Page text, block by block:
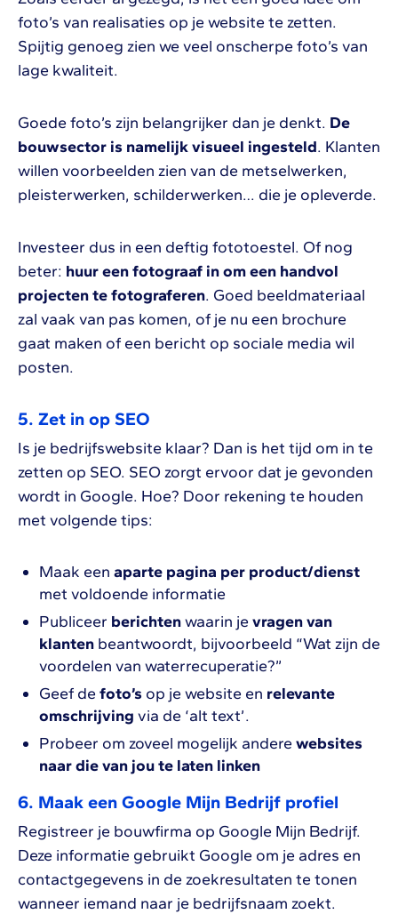
foto’s van realisaties op je website te zetten.
Spijtig genoeg zien we veel onscherpe foto’s van
lage kwaliteit.
Goede foto’s zijn belangrijker dan je denkt. De
bouwsector is namelijk visueel ingesteld. Klanten
willen voorbeelden zien van de metselwerken,
pleisterwerken, schilderwerken… die je opleverde.
Investeer dus in een deftig fototoestel. Of nog
beter: huur een fotograaf in om een handvol
projecten te fotograferen. Goed beeldmateriaal
zal vaak van pas komen, of je nu een brochure
gaat maken of een bericht op sociale media wil
posten.
5. Zet in op SEO
Is je bedrijfswebsite klaar? Dan is het tijd om in te
zetten op SEO. SEO zorgt ervoor dat je gevonden
wordt in Google. Hoe? Door rekening te houden
met volgende tips:
Maak een aparte pagina per product/dienst
met voldoende informatie
Publiceer berichtenwaarin je vragen van
klanten beantwoordt, bijvoorbeeld “Wat zijn de
voordelen van waterrecuperatie?”
Geef de foto’s op je website en relevante
omschrijving via de ‘alt text’.
Probeer om zoveel mogelijk andere websites
naar die van jou te laten linken
6. Maak een Google Mijn Bedrijf profiel
Registreer je bouwfirma op Google Mijn Bedrijf.
Deze informatie gebruikt Google om je adres en
contactgegevens in de zoekresultaten te tonen
wanneer iemand naar je bedrijfsnaam zoekt.